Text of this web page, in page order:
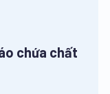
chứa chất